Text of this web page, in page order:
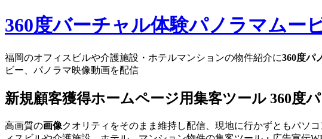
360度バーチャル体験パノラマムー
福岡のオフィスビルや介護施設・ホテルマンションの物件紹介に360度パ
ビー、パノラマ映像動画を配信
新規顧客獲得ホームページ用集客ツール 360
高画質の画像クオリティをそのまま維持し配信、現地に行かずともパソ